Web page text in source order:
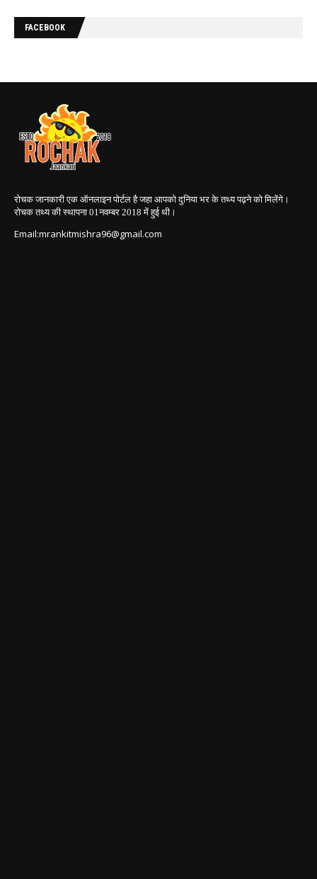
FACEBOOK
रोचक जानकारी एक ऑनलाइन पोर्टल है जहा आपको दुनिया भर के तथ्य पढ़ने को मिलेंगे।
रोचक तथ्य की स्थापना 01नवम्बर 2018में हुई थी।
Email:mrankitmishra96@gmail.com